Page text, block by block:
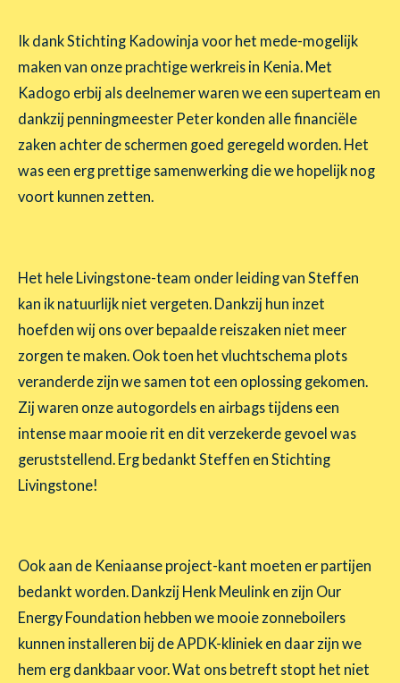
Ik dank Stichting Kadowinja voor het mede-mogelijk
maken van onze prachtige werkreis in Kenia. Met
Kadogo erbij als deelnemer waren we een superteam en
dankzij penningmeester Peter konden alle financiële
zaken achter de schermen goed geregeld worden. Het
was een erg prettige samenwerking die we hopelijk nog
voort kunnen zetten.
Het hele Livingstone-team onder leiding van Steffen
kan ik natuurlijk niet vergeten. Dankzij hun inzet
hoefden wij ons over bepaalde reiszaken niet meer
zorgen te maken. Ook toen het vluchtschema plots
veranderde zijn we samen tot een oplossing gekomen.
Zij waren onze autogordels en airbags tijdens een
intense maar mooie rit en dit verzekerde gevoel was
geruststellend. Erg bedankt Steffen en Stichting
Livingstone!
Ook aan de Keniaanse project-kant moeten er partijen
bedankt worden. Dankzij Henk Meulink en zijn Our
Energy Foundation hebben we mooie zonneboilers
kunnen installeren bij de APDK-kliniek en daar zijn we
hem erg dankbaar voor. Wat ons betreft stopt het niet